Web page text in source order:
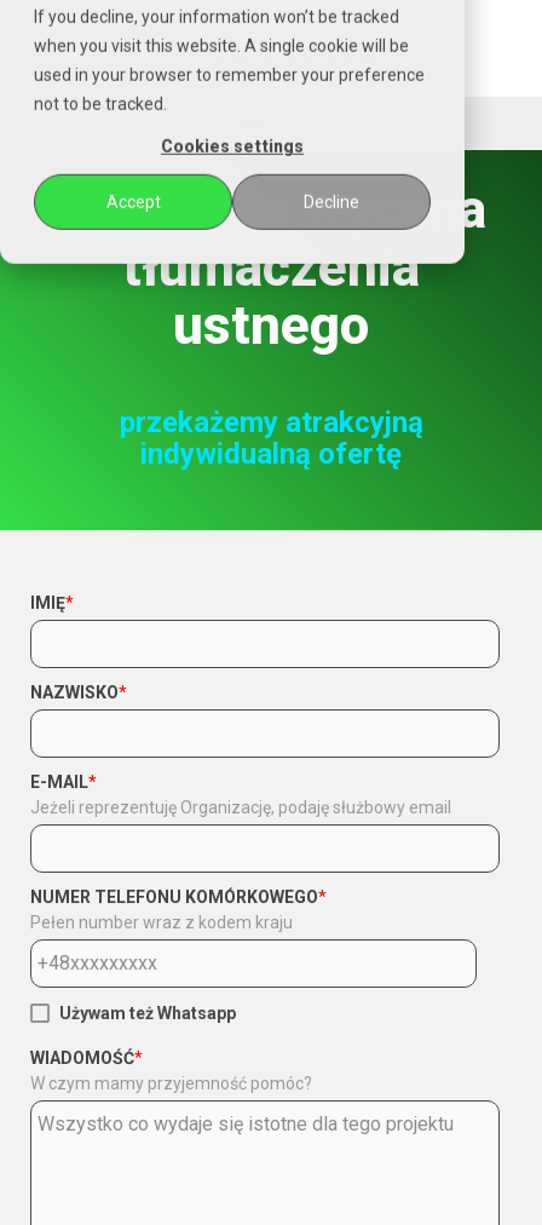
If you decline, your information won’t be tracked
when you visit this website. A single cookie will be
used in your browser to remember your preference
not to be tracked.
Cookies settings
Accept Decline
Czytaj
stronę
główną
POZENA
bezpłatna wycena
tłumaczenia
ustnego
przekażemy atrakcyjną
indywidualną ofertę
IMIĘ*
NAZWISKO*
E-MAIL*
Jeżeli reprezentuję Organizację, podaję służbowy email
NUMER TELEFONU KOMÓRKOWEGO*
Pełen number wraz z kodem kraju
Używam też Whatsapp
WIADOMOŚĆ*
W czym mamy przyjemność pomóc?